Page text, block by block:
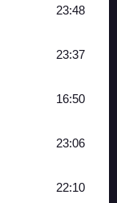
23:48
23:37
16:50
23:06
22:10